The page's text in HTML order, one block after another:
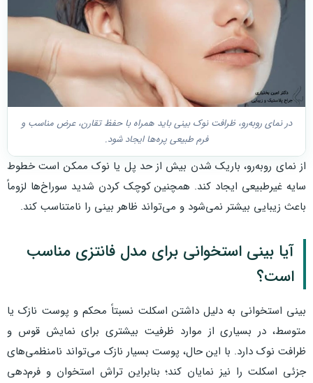
در نمای روبه‌رو، ظرافت نوک بینی باید همراه با حفظ تقارن، عرض مناسب و
فرم طبیعی پره‌ها ایجاد شود.
از نمای روبه‌رو، باریک شدن بیش از حد پل یا نوک ممکن است خطوط
سایه غیرطبیعی ایجاد کند. همچنین کوچک کردن شدید سوراخ‌ها لزوماً
باعث زیبایی بیشتر نمی‌شود و می‌تواند ظاهر بینی را نامتناسب کند.
آیا بینی استخوانی برای مدل فانتزی مناسب
است؟
بینی استخوانی به دلیل داشتن اسکلت نسبتاً محکم و پوست نازک یا
متوسط، در بسیاری از موارد ظرفیت بیشتری برای نمایش قوس و
ظرافت نوک دارد. با این حال، پوست بسیار نازک می‌تواند نامنظمی‌های
جزئی اسکلت را نیز نمایان کند؛ بنابراین تراش استخوان و فرم‌دهی